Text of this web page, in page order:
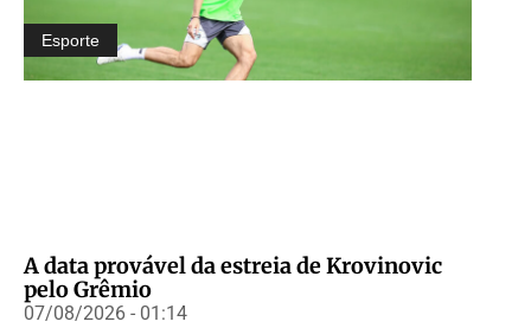
Esporte
A data provável da estreia de Krovinovic
pelo Grêmio
07/08/2026 - 01:14